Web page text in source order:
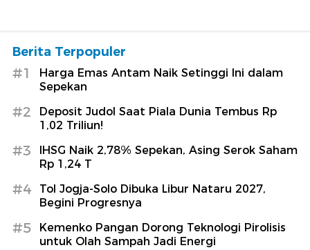
Berita Terpopuler
#1
Harga Emas Antam Naik Setinggi Ini dalam
Sepekan
#2
Deposit Judol Saat Piala Dunia Tembus Rp
1,02 Triliun!
#3
IHSG Naik 2,78% Sepekan, Asing Serok Saham
Rp 1,24 T
#4
Tol Jogja-Solo Dibuka Libur Nataru 2027,
Begini Progresnya
#5
Kemenko Pangan Dorong Teknologi Pirolisis
untuk Olah Sampah Jadi Energi